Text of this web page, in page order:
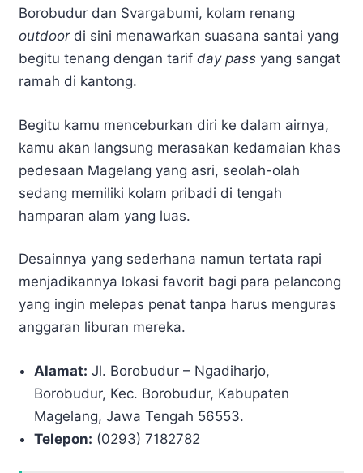
Borobudur dan Svargabumi, kolam renang
outdoordi sini menawarkan suasana santai yang
begitu tenang dengan tarif day pass yang sangat
ramah di kantong.
Begitu kamu menceburkan diri ke dalam airnya,
kamu akan langsung merasakan kedamaian khas
pedesaan Magelang yang asri, seolah-olah
sedang memiliki kolam pribadi di tengah
hamparan alam yang luas.
Desainnya yang sederhana namun tertata rapi
menjadikannya lokasi favorit bagi para pelancong
yang ingin melepas penat tanpa harus menguras
anggaran liburan mereka.
Alamat: Jl. Borobudur – Ngadiharjo,
Borobudur, Kec. Borobudur, Kabupaten
Magelang, Jawa Tengah 56553.
Telepon: (0293) 7182782